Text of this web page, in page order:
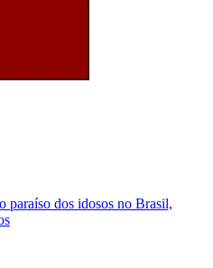
paraíso dos idosos no Brasil,